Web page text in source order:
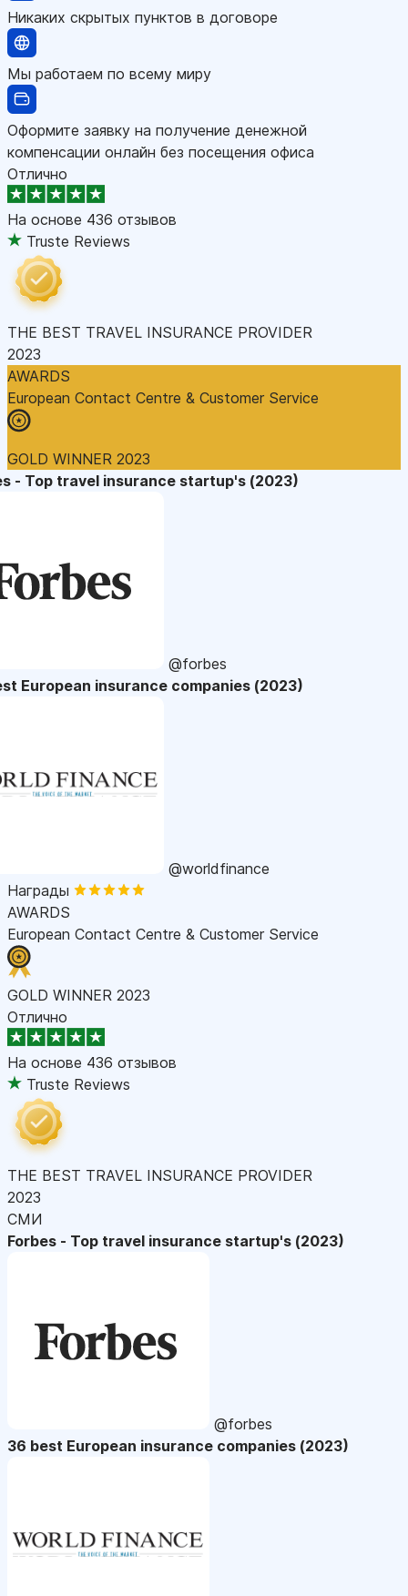
Никаких скрытых пунктов в договоре
Мы работаем по всему миру
Оформите заявку на получение денежной
компенсации онлайн без посещения офиса
Отлично
На основе 436 отзывов
Truste Reviews
THE BEST TRAVEL INSURANCE PROVIDER
2023
AWARDS
European Contact Centre & Customer Service
GOLD WINNER 2023
- Top travel insurance startup's (2023)
@forbes
European insurance companies (2023)
@worldfinance
Награды
AWARDS
European Contact Centre & Customer Service
GOLD WINNER 2023
Отлично
На основе 436 отзывов
Truste Reviews
THE BEST TRAVEL INSURANCE PROVIDER
2023
СМИ
Forbes - Top travel insurance startup's (2023)
@forbes
36 best European insurance companies (2023)